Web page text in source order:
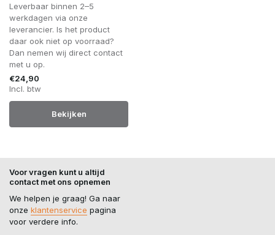
Leverbaar binnen 2–5
werkdagen via onze
leverancier. Is het product
daar ook niet op voorraad?
Dan nemen wij direct contact
met u op.
€24,90
Incl. btw
Bekijken
Voor vragen kunt u altijd
contact met ons opnemen
We helpen je graag! Ga naar
onze klantenservice pagina
voor verdere info.